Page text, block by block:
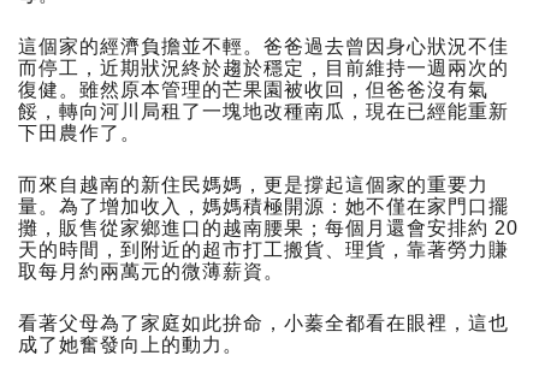
這個家的經濟負擔並不輕。爸爸過去曾因身心狀況不佳
而停工，近期狀況終於趨於穩定，目前維持一週兩次的
復健。雖然原本管理的芒果園被收回，但爸爸沒有氣
餒，轉向河川局租了一塊地改種南瓜，現在已經能重新
下田農作了。
而來自越南的新住民媽媽，更是撐起這個家的重要力
量。為了增加收入，媽媽積極開源：她不僅在家門口擺
攤，販售從家鄉進口的越南腰果；每個月還會安排約 20
天的時間，到附近的超市打工搬貨、理貨，靠著勞力賺
取每月約兩萬元的微薄薪資。
看著父母為了家庭如此拚命，小蓁全都看在眼裡，這也
成了她奮發向上的動力。